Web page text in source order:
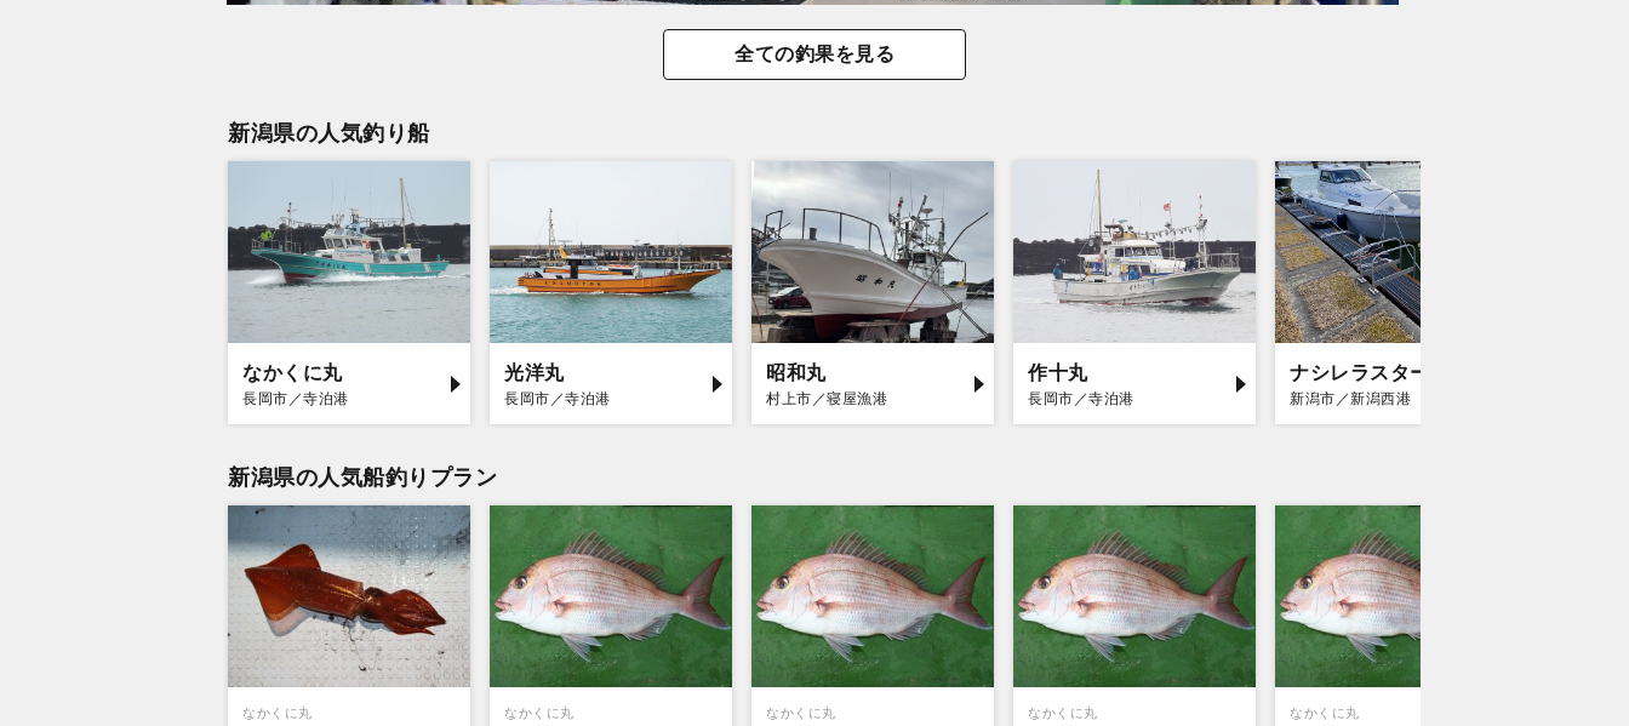
全ての釣果を見る
新潟県の人気釣り船
なかくに丸
長岡市／寺泊港
光洋丸
長岡市／寺泊港
昭和丸
村上市／寝屋漁港
作十丸
長岡市／寺泊港
ナシレラスター
新潟市／新潟西港
新潟県の人気船釣りプラン
なかくに丸 なかくに丸 なかくに丸 なかくに丸 なかくに丸